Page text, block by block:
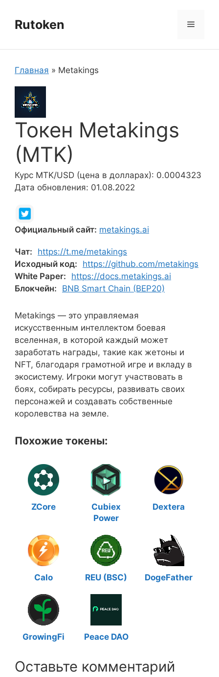
содержимому
Rutoken Меню
Главная » Metakings
Токен Metakings
(MTK)
Курс MTK/USD (цена в долларах): 0.0004323
Дата обновления: 01.08.2022
Официальный сайт: metakings.ai
Чат:
https://t.me/metakings
Исходный код:
https://github.com/metakings
White Paper:
https://docs.metakings.ai
Блокчейн:
BNB Smart Chain (BEP20)
Metakings — это управляемая
искусственным интеллектом боевая
вселенная, в которой каждый может
заработать награды, такие как жетоны и
NFT, благодаря грамотной игре и вкладу в
экосистему. Игроки могут участвовать в
боях, собирать ресурсы, развивать своих
персонажей и создавать собственные
королевства на земле.
Похожие токены:
ZCore
Cubiex
Power
Dextera
Calo REU (BSC) DogeFather
GrowingFi Peace DAO
Оставьте комментарий